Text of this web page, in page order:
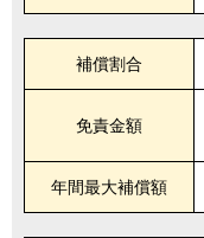
補償割合
免責金額
年間最大補償額